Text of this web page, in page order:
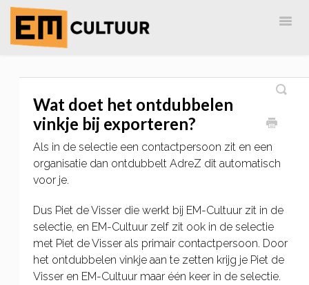
Wat doet het ontdubbelen
vinkje bij exporteren?
Als in de selectie een contactpersoon zit en een
organisatie dan ontdubbelt AdreZ dit automatisch
voor je.
Dus Piet de Visser die werkt bij EM-Cultuur zit in de
selectie, en EM-Cultuur zelf zit ook in de selectie
met Piet de Visser als primair contactpersoon. Door
het ontdubbelen vinkje aan te zetten krijg je Piet de
Visser en EM-Cultuur maar één keer in de selectie.